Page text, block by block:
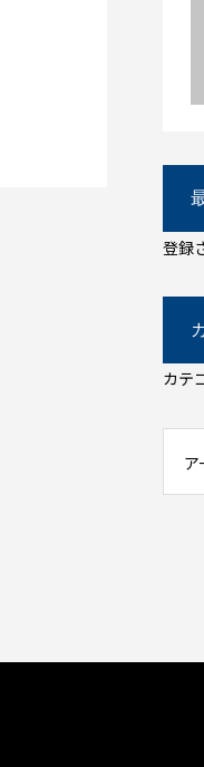
登録
カテ
ア